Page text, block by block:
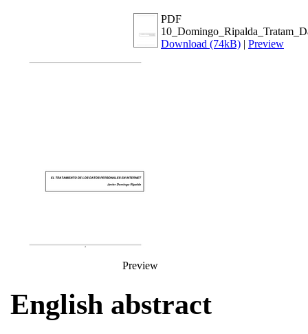
Preview
PDF
Download (74kB) | Preview
English abstract